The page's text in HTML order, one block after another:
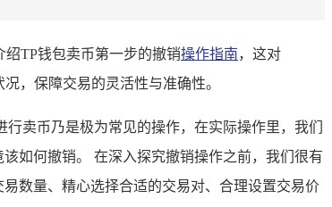
TP钱包卖币第一步的撤销操作指南，这对
，保障交易的灵活性与准确性。
卖币乃是极为常见的操作，在实际操作里，我们
如何撤销。 在深入探究撤销操作之前，我们很有
数量、精心选择合适的交易对、合理设置交易价